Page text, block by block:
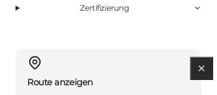
Zertifizierung
Route anzeigen